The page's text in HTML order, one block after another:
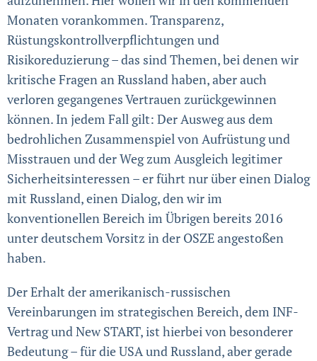
Monaten vorankommen. Transparenz,
Rüstungskontrollverpflichtungen und
Risikoreduzierung – das sind Themen, bei denen wir
kritische Fragen an Russland haben, aber auch
verloren gegangenes Vertrauen zurück­gewinnen
können. In jedem Fall gilt: Der Aus­weg aus dem
bedrohlichen Zusammenspiel von Aufrüstung und
Miss­trauen und der Weg zum Ausgleich legitimer
Sicher­heits­interessen – er führt nur über einen Dialog
mit Russland, einen Dialog, den wir im
konventionellen Bereich im Übrigen bereits 2016
unter deutschem Vorsitz in der OSZE angestoßen
haben.
Der Erhalt der amerikanisch-russischen
Vereinbarungen im strategischen Bereich, dem INF-
Vertrag und New START, ist hierbei von besonderer
Bedeutung – für die USA und Russland, aber gerade